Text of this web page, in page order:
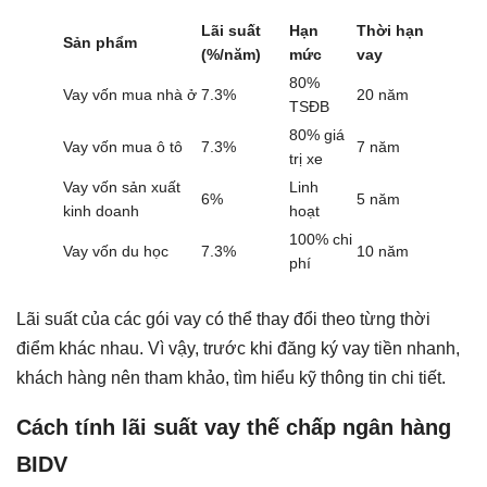
Sản phẩm
Lãi suất
(%/năm)
Hạn
mức
Thời hạn
vay
Vay vốn mua nhà ở 7.3%
80%
TSĐB
20 năm
Vay vốn mua ô tô 7.3%
80% giá
trị xe
7 năm
Vay vốn sản xuất
kinh doanh
6%
Linh
hoạt
5 năm
Vay vốn du học 7.3%
100% chi
phí
10 năm
Lãi suất của các gói vay có thể thay đổi theo từng thời
điểm khác nhau. Vì vậy, trước khi đăng ký vay tiền nhanh,
khách hàng nên tham khảo, tìm hiểu kỹ thông tin chi tiết.
Cách tính lãi suất vay thế chấp ngân hàng
BIDV